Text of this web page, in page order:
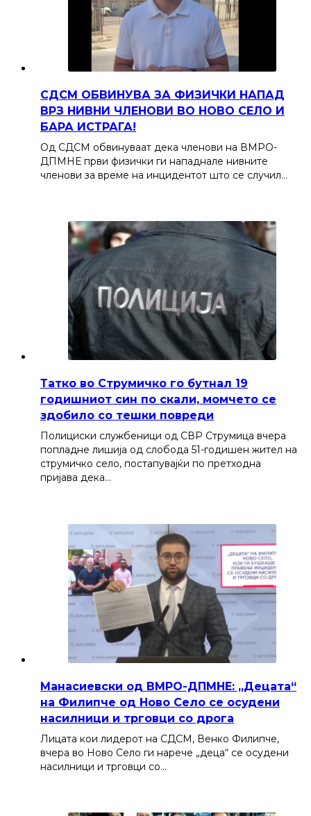
СДСМ ОБВИНУВА ЗА ФИЗИЧКИ НАПАД
ВРЗ НИВНИ ЧЛЕНОВИ ВО НОВО СЕЛО И
БАРА ИСТРАГА!
Од СДСМ обвинуваат дека членови на ВМРО-
ДПМНЕ први физички ги нападнале нивните
членови за време на инцидентот што се случил…
Татко во Струмичко го бутнал 19
годишниот син по скали, момчето се
здобило со тешки повреди
Полициски службеници од СВР Струмица вчера
попладне лишија од слобода 51-годишен жител на
струмичко село, постапувајќи по претходна
пријава дека…
Манасиевски од ВМРО-ДПМНЕ: „Децата“
на Филипче од Ново Село се осудени
насилници и трговци со дрога
Лицата кои лидерот на СДСМ, Венко Филипче,
вчера во Ново Село ги нарече „деца“ се осудени
насилници и трговци со…